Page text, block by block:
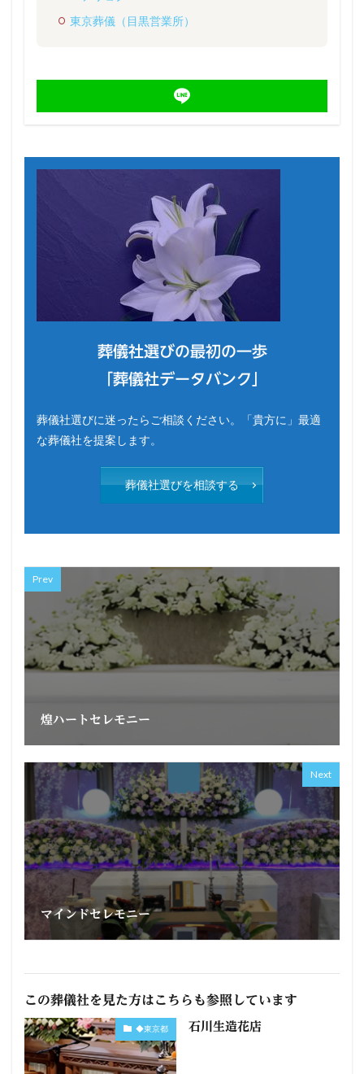
東京葬儀（目黒営業所）
葬儀社選びの最初の一歩
「葬儀社データバンク」
葬儀社選びに迷ったらご相談ください。「貴方に」最適
な葬儀社を提案します。
葬儀社選びを相談する
Prev
煌ハートセレモニー
Next
マインドセレモニー
この葬儀社を見た方はこちらも参照しています
◆東京都 石川生造花店